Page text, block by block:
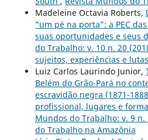
Madeleine Octavia Roberts,
“um pé na porta”: a PEC
suas oportunidades e seus
do Trabalho: v. 10 n. 20
sujeitos, experiências e lutas
Luiz Carlos Laurindo Junior,
Belém do Grão-Pará no
escravidão negra (1871-
profissional, lugares e
Mundos do Trabalho: v. 9 n.
do Trabalho na Amazônia